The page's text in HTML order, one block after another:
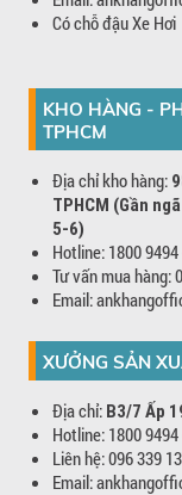
Có chỗ đậu Xe Hơi
KHO HÀNG -
TPHCM
Địa chỉ kho hàng:
TPHCM (Gần
5-6)
Hotline: 1800
Tư vấn mua hàng:
Email:
XƯỞNG SẢN
Địa chỉ: B3/7 Ấp
Hotline: 1800
Liên hệ: 096 339
Email: